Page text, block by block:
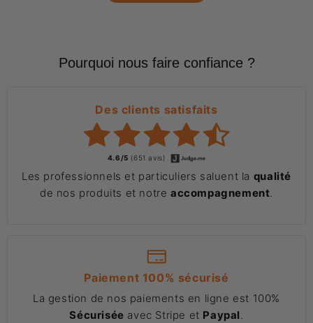
Pourquoi nous faire confiance ?
Des clients satisfaits
4.6/5 (651 avis)
Les professionnels et particuliers saluent la qualité
de nos produits et notre accompagnement.
Paiement 100% sécurisé
La gestion de nos paiements en ligne est 100%
Sécurisée avec Stripe et Paypal.